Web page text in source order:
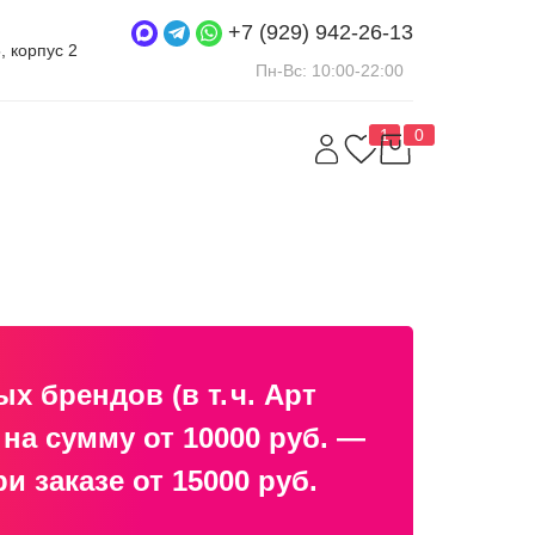
корпус 2
+7 (929) 942-26-13
Пн-Вс: 10:00-22:00
1 0
брендов (в т. ч. Арт
сумму от 10000 руб. —
заказе от 15000 руб.